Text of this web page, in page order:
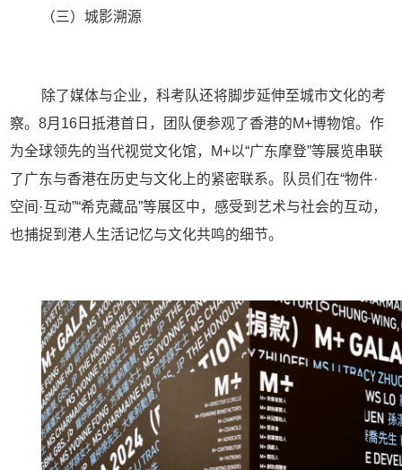
（三）城影溯源
除了媒体与企业，科考队还将脚步延伸至城市文化的考
察。8月 16 日抵港首日，团队便参观了香港的M+博物馆。作
为全球领先的当代视觉文化馆，
M+以“广东摩登”等展览串联
了广东与香港在历史与文化上的紧密联系。队员们在“物件·
空间 ·互动”“希克藏品”等展区中，感受到艺术与社会的互动，
也捕捉到港人生活记忆与文化共鸣的细节。